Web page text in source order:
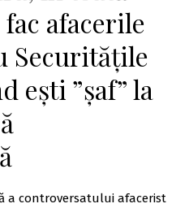
afacerile
Securitățile
ești ”șaf” la
a controversatului afacerist